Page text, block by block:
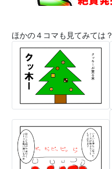
ほかの４コマも見てみては？